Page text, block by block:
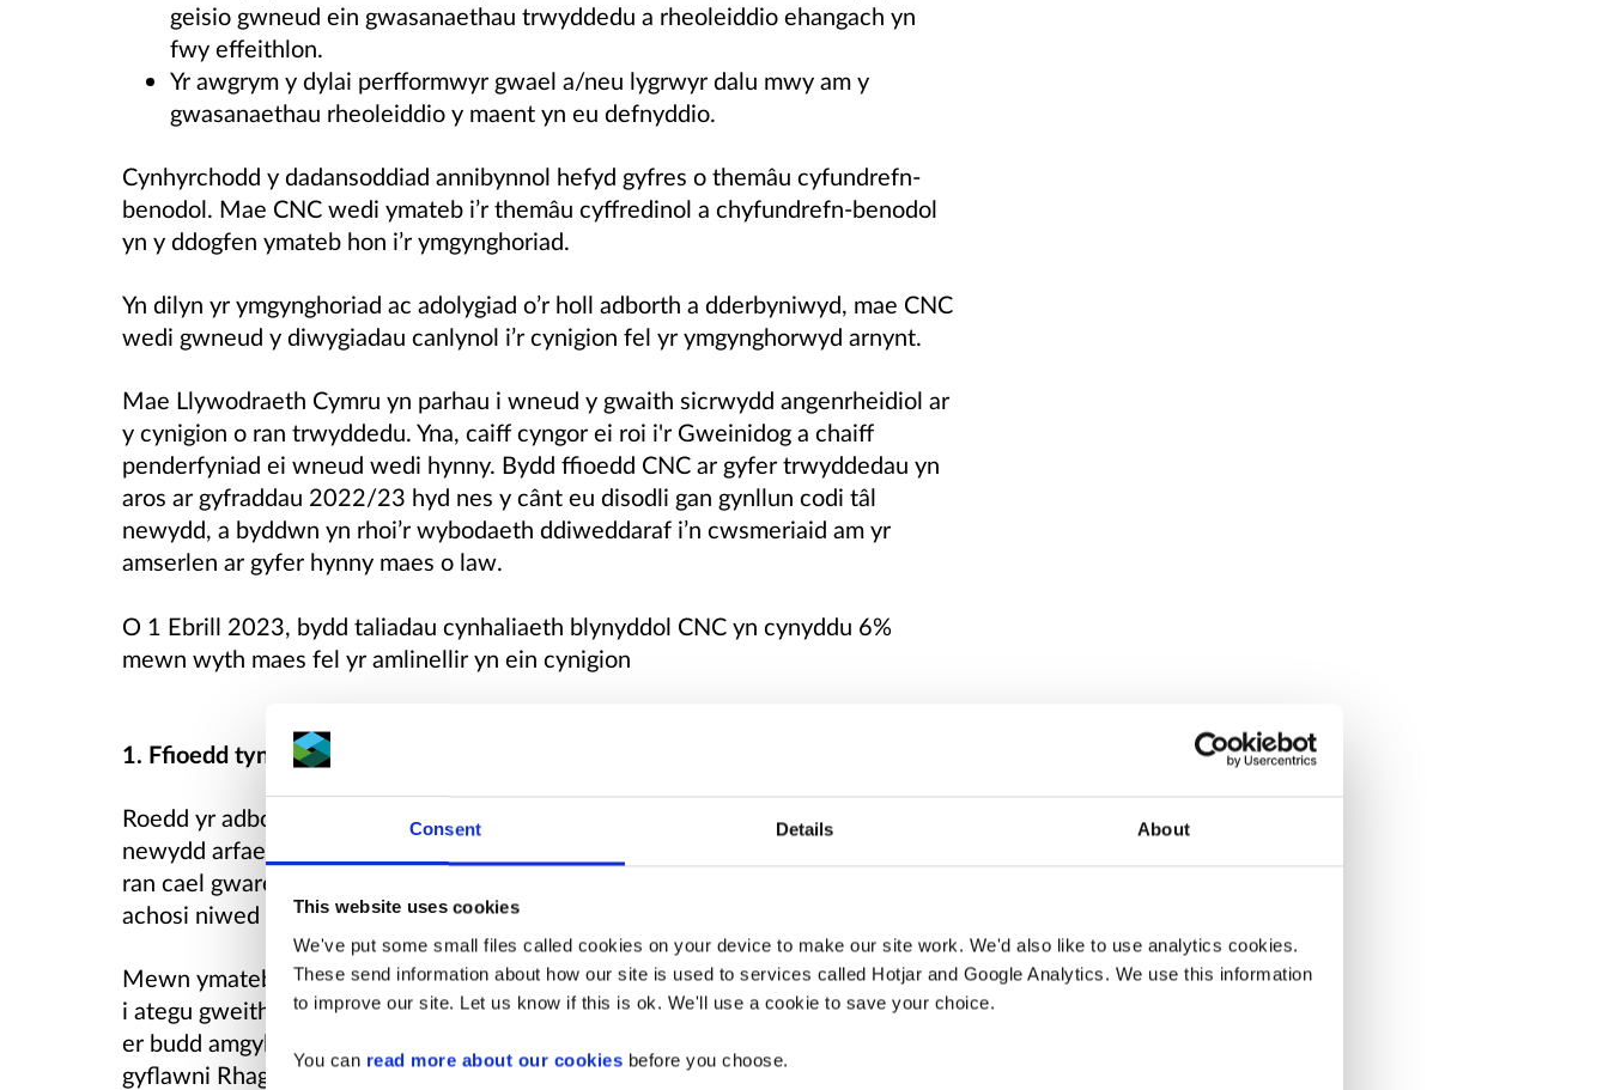
Consent Details About
This website uses cookies
We've put some small files called cookies on your device to make our site work. We'd also like to use analytics cookies.
These send information about how our site is used to services called Hotjar and Google Analytics. We use this information
to improve our site. Let us know if this is ok. We'll use a cookie to save your choice.
You can read more about our cookies before you choose.
geisio gwneud ein gwasanaethau trwyddedu a rheoleiddio ehangach yn
fwy effeithlon.
Yr awgrym y dylai perfformwyr gwael a/neu lygrwyr dalu mwy am y
gwasanaethau rheoleiddio y maent yn eu defnyddio.
Cynhyrchodd y dadansoddiad annibynnol hefyd gyfres o themâu cyfundrefn-
benodol. Mae CNC wedi ymateb i’r themâu cyffredinol a chyfundrefn-benodol
yn y ddogfen ymateb hon i’r ymgynghoriad.
Yn dilyn yr ymgynghoriad ac adolygiad o’r holl adborth a dderbyniwyd, mae CNC
wedi gwneud y diwygiadau canlynol i’r cynigion fel yr ymgynghorwyd arnynt.
Mae Llywodraeth Cymru yn parhau i wneud y gwaith sicrwydd angenrheidiol ar
y cynigion o ran trwyddedu. Yna, caiff cyngor ei roi i'r Gweinidog a chaiff
penderfyniad ei wneud wedi hynny. Bydd ffioedd CNC ar gyfer trwyddedau yn
aros ar gyfraddau 2022/23 hyd nes y cânt eu disodli gan gynllun codi tâl
newydd, a byddwn yn rhoi’r wybodaeth ddiweddaraf i’n cwsmeriaid am yr
amserlen ar gyfer hynny maes o law.
O 1 Ebrill 2023, bydd taliadau cynhaliaeth blynyddol CNC yn cynyddu 6%
mewn wyth maes fel yr amlinellir yn ein cynigion
1. Ffioedd tynnu a chronni adnoddau dŵr
Roedd yr adborth a gafwyd o’r ymgynghoriad yn awgrymu y byddai ein ffioedd
newydd arfaethedig yn arwain at gostau gormodol i’r mathau hyn o geisiadau. O
ran cael gwared ar goredau yn benodol, y pryder yw y gall y gweithgaredd hwn
achosi niwed amgylcheddol os na chaiff ei wneud yn gynaliadwy.
Mewn ymateb, byddwn yn cadw’r ffioedd ymgeisio presennol ar gyfer 2022/23
i ategu gweithgarwch anfasnachol yr ymgymerir ag ef yn gyfan gwbl a dim ond
er budd amgylcheddol o fewn Adnoddau Dŵr (ac eithrio gweithgareddau i
gyflawni Rhaglen Amgylchedd Genedlaethol y cwmni dŵr). Defnyddir ffioedd